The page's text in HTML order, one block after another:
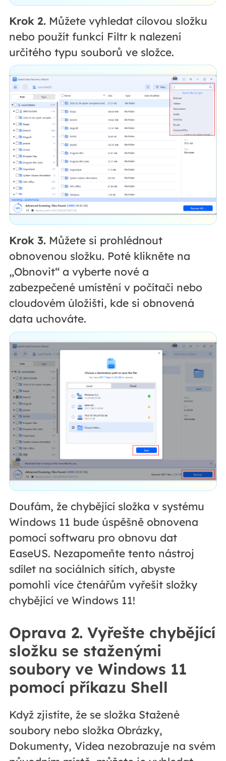
Krok 2.Můžete vyhledat cílovou složku
nebo použít funkci Filtr k nalezení
určitého typu souborů ve složce.
Krok 3.Můžete si prohlédnout
obnovenou složku. Poté klikněte na
„Obnovit“ a vyberte nové a
zabezpečené umístění v počítači nebo
cloudovém úložišti, kde si obnovená
data uchováte.
Doufám, že chybějící složka v systému
Windows 11 bude úspěšně obnovena
pomocí softwaru pro obnovu dat
EaseUS. Nezapomeňte tento nástroj
sdílet na sociálních sítích, abyste
pomohli více čtenářům vyřešit složky
chybějící ve Windows 11!
Oprava 2. Vyřešte chybějící
složku se staženými
soubory ve Windows 11
pomocí příkazu Shell
Když zjistíte, že se složka Stažené
soubory nebo složka Obrázky,
Dokumenty, Videa nezobrazuje na svém